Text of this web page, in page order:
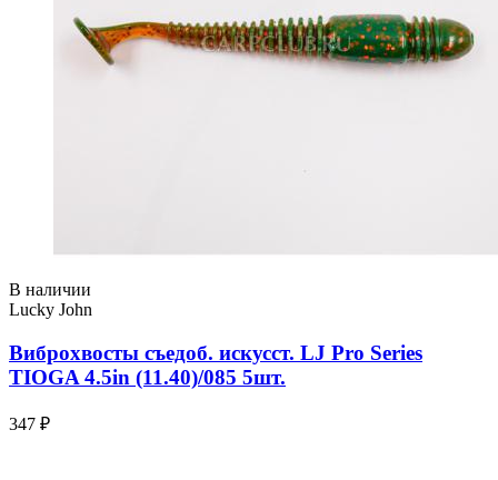
В наличии
Lucky John
Виброхвосты съедоб. искусст. LJ Pro Series
TIOGA 4.5in (11.40)/085 5шт.
347 ₽